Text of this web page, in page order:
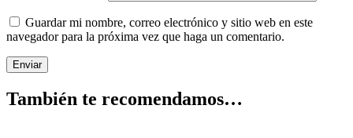
Guardar mi nombre, correo electrónico y sitio web en este
navegador para la próxima vez que haga un comentario.
También te recomendamos…